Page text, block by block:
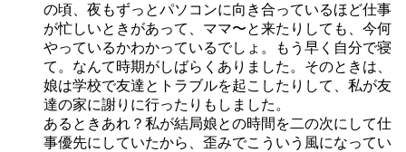
の頃、夜もずっとパソコンに向き合っているほど仕事
が忙しいときがあって、ママ〜と来たりしても、今何
やっているかわかっているでしょ。もう早く自分で寝
て。なんて時期がしばらくありました。そのときは、
娘は学校で友達とトラブルを起こしたりして、私が友
達の家に謝りに行ったりもしました。
あるときあれ？私が結局娘との時間を二の次にして仕
事優先にしていたから、歪みでこういう風になってい